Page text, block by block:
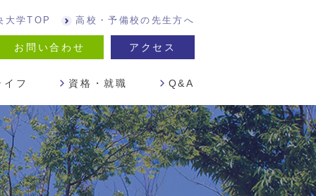
大学TOP 高校・予備校の先生方へ
お問い合わせ アクセス
フ 資格・就職 Q&A